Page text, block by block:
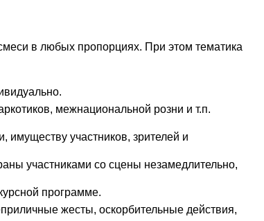
в любых пропорциях. При этом тематика
межнациональной розни и т.п.
имуществу участников, зрителей и
участниками со сцены незамедлительно,
программе.
жесты, оскорбительные действия,